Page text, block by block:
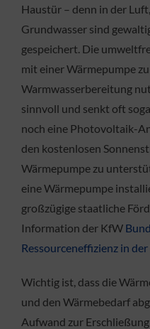
Haustür – denn in der
Grundwasser sind
gespeichert. Die
mit einer Wärmepumpe
Warmwasserbereitung
sinnvoll und senkt oft
noch eine Photovoltaik-
den kostenlosen
Wärmepumpe zu
eine Wärmepumpe
großzügige staatliche
Information der KfW
Ressourceneffizienz in
Wichtig ist, dass die
und den Wärmebedarf
Aufwand zur